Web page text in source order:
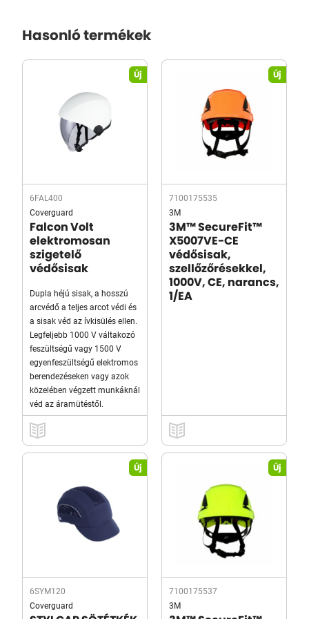
Hasonló termékek
Új
6FAL400
Coverguard
Falcon Volt
elektromosan
szigetelő
védősisak
Dupla héjú sisak, a hosszú
arcvédő a teljes arcot védi és
a sisak véd az ívkisülés ellen.
Legfeljebb 1000 V váltakozó
feszültségű vagy 1500 V
egyenfeszültségű elektromos
berendezéseken vagy azok
közelében végzett munkáknál
véd az áramütéstől.
Új
7100175535
3M
3M™ SecureFit™
X5007VE-CE
védősisak,
szellőzőrésekkel,
1000V, CE, narancs,
1/EA
Új
6SYM120
Coverguard
Új
7100175537
3M